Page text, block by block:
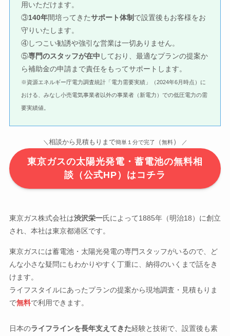
用いただけます。
③140年間培ってきたサポート体制 で設置後もお客様をお
守りいたします。
④しつこい勧誘や強引な営業は一切ありません。
⑤専門のスタッフが在中 しており、最適なプランの提案か
ら補助金の申請まで責任をもってサポートします。
※資源エネルギー庁電力調査統計「電力需要実績」（2024年6月時点）に
おける、みなし小売電気事業者以外の事業者（新電力）での低圧電力の需
要実績値。
＼ 相談から見積もりまで簡単１分で完了 （無料） ／
東京ガスの太陽光発電・蓄電池の無料相
談（公式HP）はコチラ
東京ガス株式会社は渋沢栄一氏によって1885年（明治18）に創立
され、本社は東京都港区です。
東京ガスには蓄電池・太陽光発電の専門スタッフがいるので、ど
んな小さな疑問にもわかりやすく丁重に、納得のいくまで話をき
けます。
ライフスタイルにあったプランの提案から現地調査・見積もりま
で無料で利用できます。
日本のライフラインを長年支えてきた経験と技術で、設置後も素